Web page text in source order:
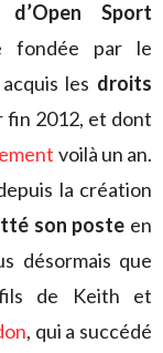
Sport
fondée par le
les droits
fin 2012, et dont
voilà un an.
la création
son poste en
désormais que
de Keith et
, qui a succédé